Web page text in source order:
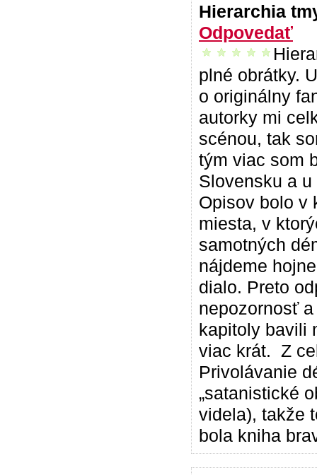
Hierarchia
Odpovedať
vrelo odporúčam
plné obrátky.
o originálny
autorky mi
scénou, tak
tým viac som
Slovensku a
Opisov bolo v
miesta, v
samotných
nájdeme
dialo. Preto
nepozornosť
kapitoly bavili
viac krát. Z
Privolávanie
„satanistické
videla), takže
bola kniha